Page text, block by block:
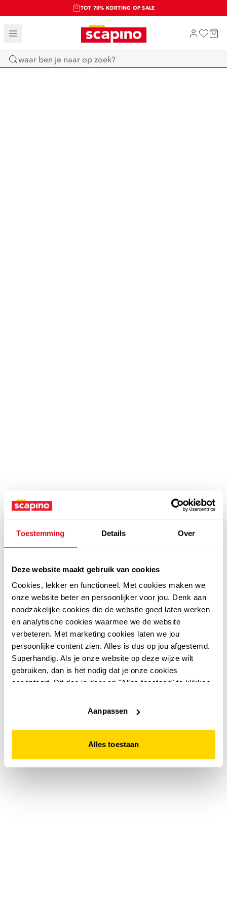
Toestemming Details Over
Deze website maakt gebruik van cookies
Cookies, lekker en functioneel. Met cookies maken we
onze website beter en persoonlijker voor jou. Denk aan
noodzakelijke cookies die de website goed laten werken
en analytische cookies waarmee we de website
verbeteren. Met marketing cookies laten we jou
persoonlijke content zien. Alles is dus op jou afgestemd.
Superhandig. Als je onze website op deze wijze wilt
gebruiken, dan is het nodig dat je onze cookies
accepteert. Dit doe je door op "Alles toestaan" te klikken.
website niet optimaal functioneert.
Aanpassen
Alles toestaan
TOT 70% KORTING OP SALE
SALE: LAATSTE KANS!
SHOP NIEUW
Home